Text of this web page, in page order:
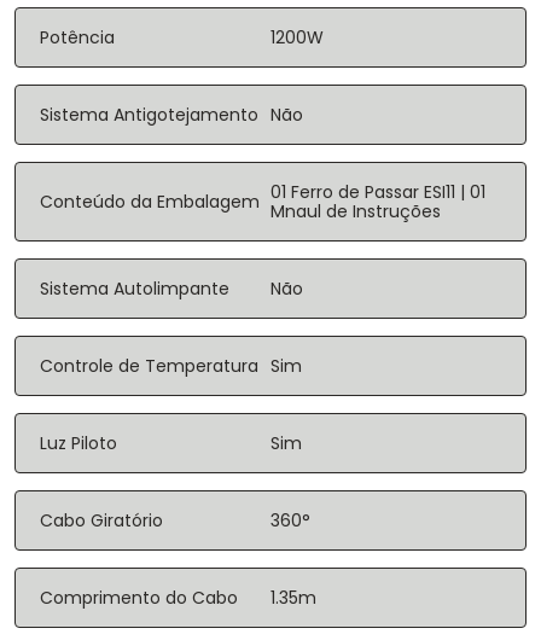
Potência 1200W
Sistema Antigotejamento Não
Conteúdo da Embalagem 01 Ferro de Passar ESI11 | 01
Mnaul de Instruções
Sistema Autolimpante Não
Controle de Temperatura Sim
Luz Piloto Sim
Cabo Giratório 360°
Comprimento do Cabo 1.35m